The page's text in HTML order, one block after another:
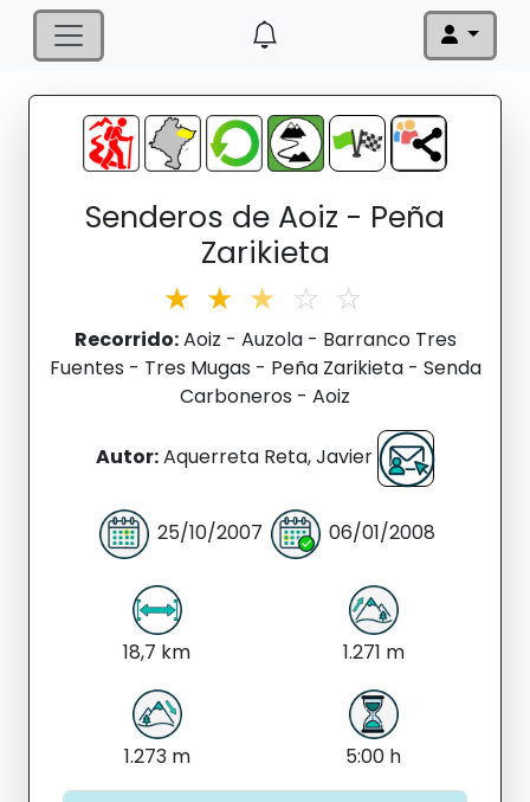
Senderos de Aoiz - Peña
Zarikieta
★ ★ ★ ☆ ☆
Recorrido:Aoiz - Auzola - Barranco Tres
Fuentes - Tres Mugas - Peña Zarikieta - Senda
Carboneros - Aoiz
Autor:Aquerreta Reta, Javier
25/10/2007 06/01/2008
18,7 km 1.271 m
1.273 m 5:00 h